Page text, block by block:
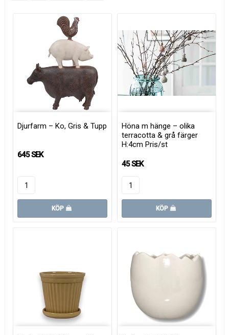
Djurfarm – Ko, Gris & Tupp
645 SEK
KÖP
Höna m hänge – olika
terracotta & grå färger
H:4cm Pris/st
45 SEK
KÖP